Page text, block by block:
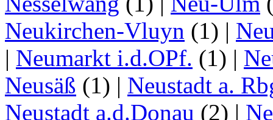
Neukirchen-Vluyn (1) |
| Neumarkt i.d.OPf. (1) |
Neusäß (1) | Neustadt a.
Neustadt a.d.Donau (2) |